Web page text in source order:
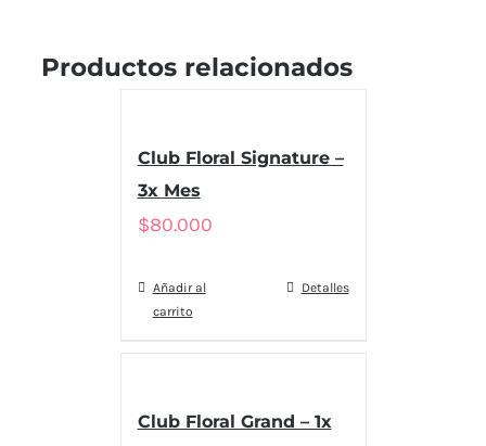
Productos relacionados
Club Floral Signature –
3x Mes
$80.000
Añadir al
carrito
Detalles
Club Floral Grand – 1x